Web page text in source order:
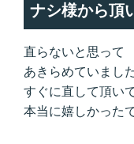
ナシ様から頂
直らないと思って
あきらめていまし
すぐに直して頂い
本当に嬉しかった